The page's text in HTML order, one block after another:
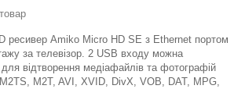
ресивер Amiko Micro HD SE з Ethernet портом
за телевізор. 2 USB входу можна
відтворення медіафайлів та фотографій
M2T, AVI, XVID, DivX, VOB, DAT, MPG,